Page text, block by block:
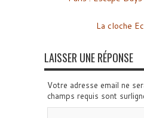
La cloche
LAISSER UNE RÉPONSE
Votre adresse email ne
champs requis sont